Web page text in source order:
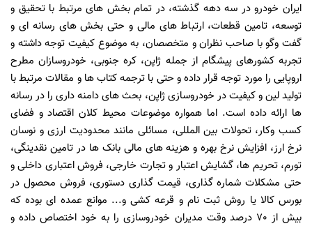
ایران خودرو در سه دهه گذشته، در تمام بخش های مرتبط با تحقیق و
توسعه، تامین قطعات، ارتباط های مالی و حتی بخش های رسانه ای و
گفت وگو با صاحب نظران و متخصصان، به موضوع کیفیت توجه داشته و
تجربه کشورهای پیشگام از جمله ژاپن، کره جنوبی، خودروسازان مطرح
اروپایی را مورد توجه قرار داده و حتی با ترجمه کتاب ها و مقالات مرتبط با
تولید لین و کیفیت در خودروسازی ژاپن، بحث های دامنه داری را در رسانه
ها ارائه داده است. اما همواره موضوعات محیط کلان اقتصاد و فضای
کسب وکار، تحولات بین المللی، مسائلی مانند محدودیت ارزی و نوسان
نرخ ارز، افزایش نرخ بهره و هزینه های مالی بانک ها در تامین نقدینگی،
تورم، تحریم ها، گشایش اعتبار و تجارت خارجی، فروش اعتباری داخلی و
حتی مشکلات شماره گذاری، قیمت گذاری دستوری، فروش محصول در
بورس کالا یا روش ثبت نام و قرعه کشی و... موانع عمده ای بوده که
بیش از 70 درصد وقت مدیران خودروسازی را به خود اختصاص داده و